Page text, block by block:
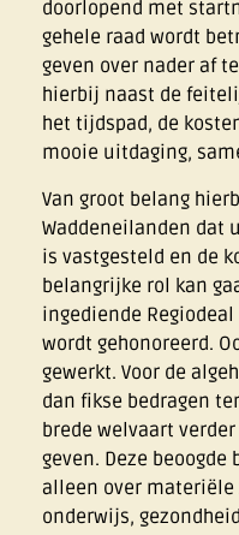
doorlopend met
gehele raad wordt
geven over nader af
hierbij naast de
het tijdspad, de
mooie uitdaging,
Van groot belang
Waddeneilanden dat
is vastgesteld en de
belangrijke rol kan
ingediende
wordt gehonoreerd.
gewerkt. Voor de
dan fikse bedragen
brede welvaart
geven. Deze
alleen over materiële
onderwijs,